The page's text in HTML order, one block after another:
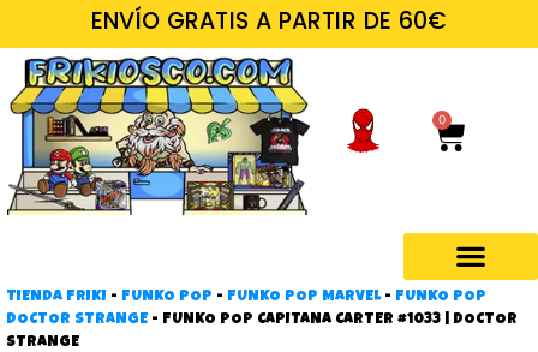
ENVÍO GRATIS A PARTIR DE 60€
0
TIENDA FRIKI - FUNKO POP - FUNKO POP MARVEL- FUNKO POP
DOCTOR STRANGE - FUNKO POP CAPITANA CARTER #1033 | DOCTOR
STRANGE